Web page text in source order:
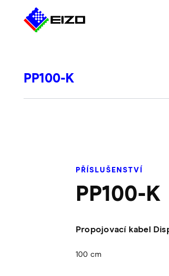
PP100-K
PŘÍSLUŠENSTVÍ
PP100-K
Propojovací kabel
100 cm